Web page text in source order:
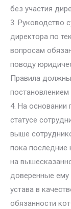
без участия
3. Руководство
директора по
вопросам
поводу
Правила
постановлением
4. На
статусе
выше
пока последние
на
доверенные ему
устава в
обязанности